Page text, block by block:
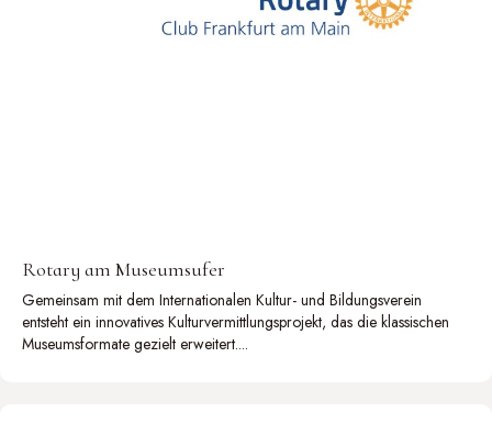
Rotary am Museumsufer
Gemeinsam mit dem Internationalen Kultur- und Bildungsverein
entsteht ein innovatives Kulturvermittlungsprojekt, das die klassischen
Museumsformate gezielt erweitert....